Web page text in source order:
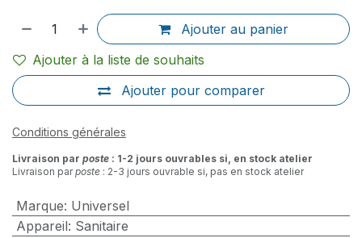
Ajouter au panier
Ajouter pour comparer
Ajouter à la liste de souhaits
Conditions générales
Livraison par poste : 1-2 jours ouvrables si, en stock atelier
Livraison parposte : 2-3 jours ouvrable si, pas en stock atelier
Marque: Universel
Appareil: Sanitaire